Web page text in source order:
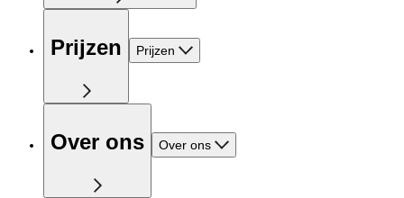
Prijzen Prijzen
Over ons Over ons